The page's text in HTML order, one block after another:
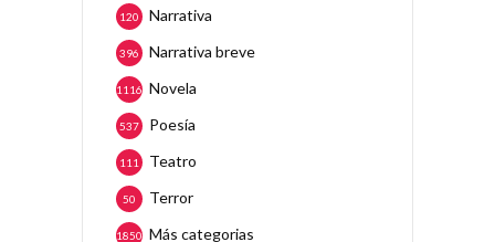
Narrativa
120
Narrativa breve
396
Novela
1116
Poesía
537
Teatro
111
Terror
50
Más categorias
1850